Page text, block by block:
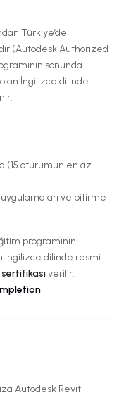
Türkiye’de
(Autodesk Authorized
sonunda
olan İngilizce dilinde
(15 oturumun en az
ve bitirme
programının
İngilizce dilinde resmi
sertifikasıverilir.
Autodesk Revit